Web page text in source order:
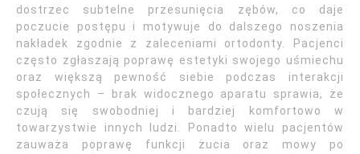
dostrzec subtelne przesunięcia zębów, co daje
poczucie postępu i motywuje do dalszego noszenia
nakładek zgodnie z zaleceniami ortodonty. Pacjenci
często zgłaszają poprawę estetyki swojego uśmiechu
oraz większą pewność siebie podczas interakcji
społecznych – brak widocznego aparatu sprawia, że
czują się swobodniej i bardziej komfortowo w
towarzystwie innych ludzi. Ponadto wielu pacjentów
zauważa poprawę funkcji żucia oraz mowy po